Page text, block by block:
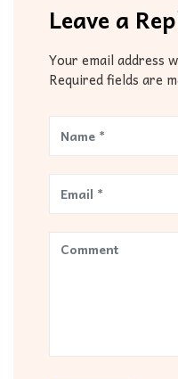
Leave a
Your email address
Required fields are